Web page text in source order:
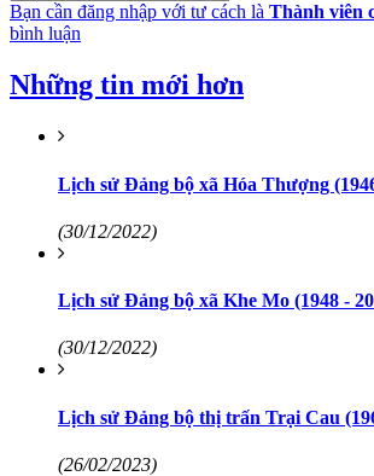
Bạn cần đăng nhập với tư cách là Thành viên
bình luận
Những tin mới hơn
Lịch sử Đảng bộ xã Hóa Thượng
(30/12/2022)
Lịch sử Đảng bộ xã Khe Mo (1948 -
(30/12/2022)
Lịch sử Đảng bộ thị trấn Trại Cau
(26/02/2023)